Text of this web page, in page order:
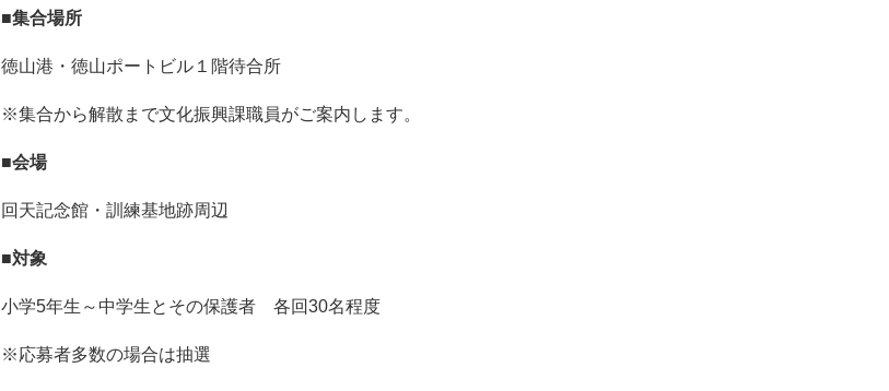
■集合場所
徳山港・徳山ポートビル１階待合所
※集合から解散まで文化振興課職員がご案内します。
■会場
回天記念館・訓練基地跡周辺
■対象
小学5年生～中学生とその保護者 各回30名程度
※応募者多数の場合は抽選